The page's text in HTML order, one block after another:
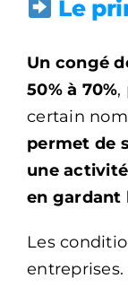
Le
Un congé
50% à 70%,
certain
permet de
une
en gardant
Les
entreprises.